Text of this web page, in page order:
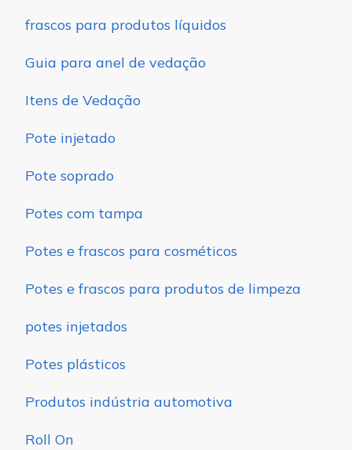
frascos para produtos líquidos
Guia para anel de vedação
Itens de Vedação
Pote injetado
Pote soprado
Potes com tampa
Potes e frascos para cosméticos
Potes e frascos para produtos de limpeza
potes injetados
Potes plásticos
Produtos indústria automotiva
Roll On